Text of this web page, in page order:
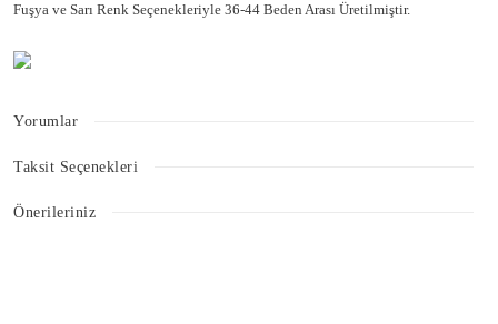
Fuşya ve Sarı Renk Seçenekleriyle 36-44 Beden Arası Üretilmiştir.
Yorumlar
Taksit Seçenekleri
Önerileriniz